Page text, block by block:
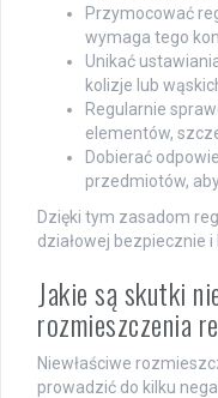
Przymocować
wymaga tego
Unikać
kolizje lub
Regularnie
elementów,
Dobierać
przedmiotów,
Dzięki tym zasadom
działowej bezpiecznie
Jakie są skutki
rozmieszczenia
Niewłaściwe
prowadzić do kilku